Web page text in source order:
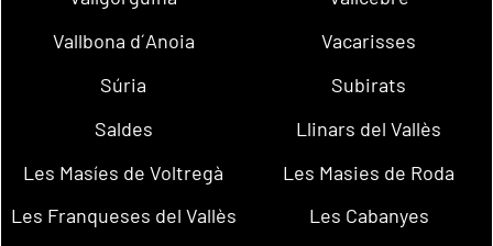
Vallbona d´Anoia
Vacarisses
Súria
Subirats
Saldes
Llinars del Vallès
Les Masíes de Voltregà
Les Masies de Roda
Les Franqueses del Vallès
Les Cabanyes